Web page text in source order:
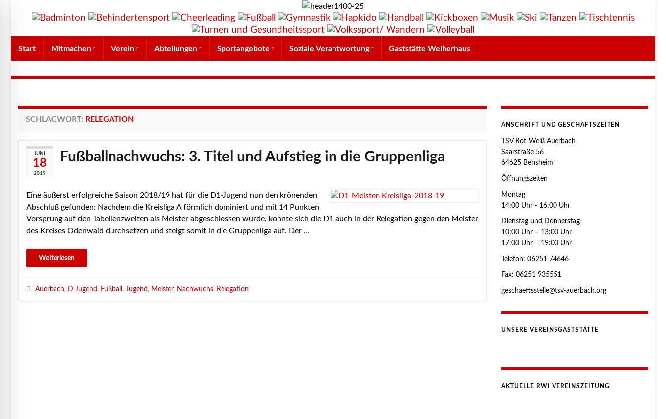
Start Mitmachen Verein Abteilungen Sportangebote Soziale Verantwortung Gaststätte Weiherhaus
SCHLAGWORT: RELEGATION
JUNI
18
2019
Fußballnachwuchs: 3. Titel und Aufstieg in die Gruppenliga
Eine äußerst erfolgreiche Saison 2018/19 hat für die D1-Jugend nun den krönenden
Abschluß gefunden: Nachdem die Kreisliga A förmlich dominiert und mit 14 Punkten
Vorsprung auf den Tabellenzweiten als Meister abgeschlossen wurde, konnte sich die D1 auch in der Relegation gegen den Meister
des Kreises Odenwald durchsetzen und steigt somit in die Gruppenliga auf. Der …
Auerbach, D-Jugend , Fußball , Jugend , Meister, Nachwuchs, Relegation
ANSCHRIFT UND GESCHÄFTSZEITEN
TSV Rot-Weiß Auerbach
Saarstraße 56
64625 Bensheim
Öffnungszeiten
Montag
14:00 Uhr - 16:00 Uhr
Dienstag und Donnerstag
10:00 Uhr – 13:00 Uhr
17:00 Uhr – 19:00 Uhr
Telefon: 06251 74646
Fax: 06251 935551
geschaeftsstelle@tsv-auerbach.org
UNSERE VEREINSGASTSTÄTTE
AKTUELLE RWI VEREINSZEITUNG